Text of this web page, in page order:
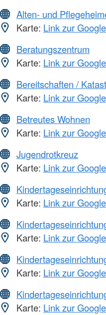
Alten- und
Karte: Link zur
Beratungszentrum
Karte: Link zur
Bereitschaften /
Karte: Link zur
Betreutes Wohnen
Karte: Link zur
Jugendrotkreuz
Karte: Link zur
Karte: Link zur
Karte: Link zur
Karte: Link zur
Karte: Link zur